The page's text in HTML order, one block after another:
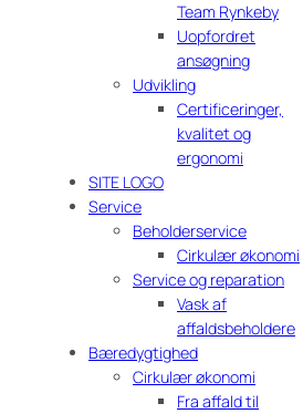
Team Rynkeby
Uopfordret
ansøgning
Udvikling
Certificeringer,
kvalitet og
ergonomi
SITE LOGO
Service
Beholderservice
Cirkulær økonomi
Service og reparation
Vask af
affaldsbeholdere
Bæredygtighed
Cirkulær økonomi
Fra affald til